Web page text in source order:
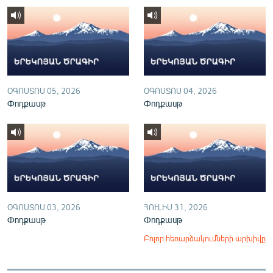
English
Русский
ՀԵՏԵՎԵՔ ՄԵԶ
«Ազատության» բոլոր կայքերը
ՕԳՈՍՏՈՍ 05, 2026
Փոդքասթ
ՕԳՈՍՏՈՍ 04, 2026
Փոդքասթ
ՕԳՈՍՏՈՍ 03, 2026
Փոդքասթ
ՀՈՒԼԻՍ 31, 2026
Փոդքասթ
Բոլոր հեռարձակումների արխիվը